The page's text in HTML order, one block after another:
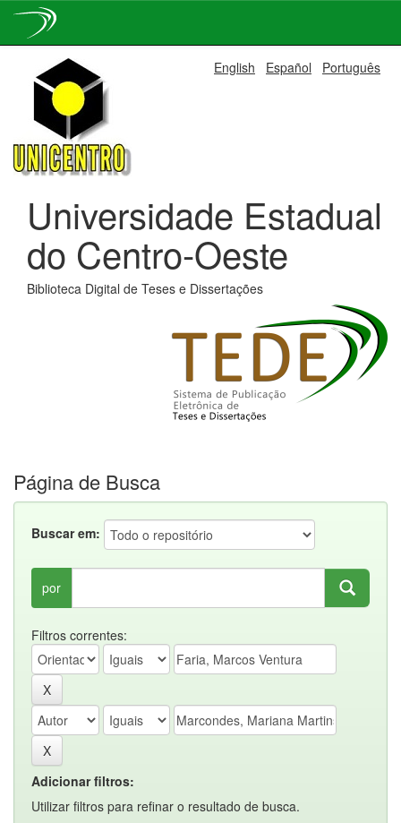
navigation
English Español Português
Universidade Estadual
do Centro-Oeste
Biblioteca Digital de Teses e Dissertações
Página de Busca
Buscar em:
por
Filtros correntes:
Adicionar filtros:
Utilizar filtros para refinar o resultado de busca.